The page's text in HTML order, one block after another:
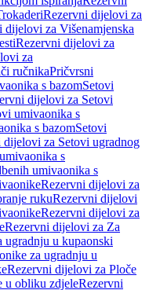
Rezervni dijelovi za
dijelovi za Višenamjenska
Rezervni dijelovi za
za
ručnikaPričvrsni
s bazomSetovi
dijelovi za Setovi
umivaonika s
s bazomSetovi
dijelovi za Setovi ugradnog
s
umivaonika s
Rezervni dijelovi za
rukuRezervni dijelovi
Rezervni dijelovi za
Rezervni dijelovi za Za
ugradnju u kupaonski
za ugradnju u
Rezervni dijelovi za Ploče
u obliku zdjeleRezervni